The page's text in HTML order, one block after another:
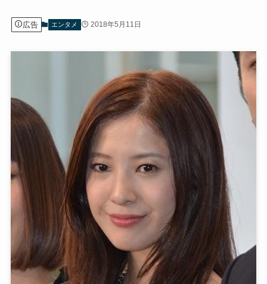
広告 エンタメ 2018年5月11日